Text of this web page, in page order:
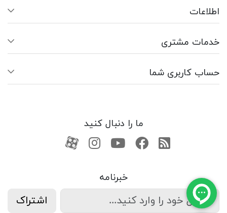
اطلاعات
خدمات مشتری
حساب کاربری شما
ما را دنبال کنید
RSSفیسبوکیوتیوبکانال آپارات
کانال آپارات
خبرنامه
اشتراک